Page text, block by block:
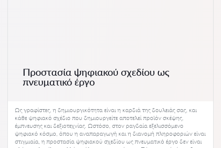
Προστασία ψηφιακού σχεδίου ως
πνευματικό έργο
Ως γραφίστες, η δημιουργικότητα είναι η καρδιά της δουλειάς σας, και
κάθε ψηφιακό σχέδιο που δημιουργείτε αποτελεί προϊόν σκέψης,
έμπνευσης και δεξιοτεχνίας. Ωστόσο, στον ραγδαία εξελισσόμενο
ψηφιακό κόσμο, όπου η αναπαραγωγή και η διανομή πληροφοριών είναι
στιγμιαία, η προστασία ψηφιακού σχεδίου ως πνευματικό έργο δεν είναι